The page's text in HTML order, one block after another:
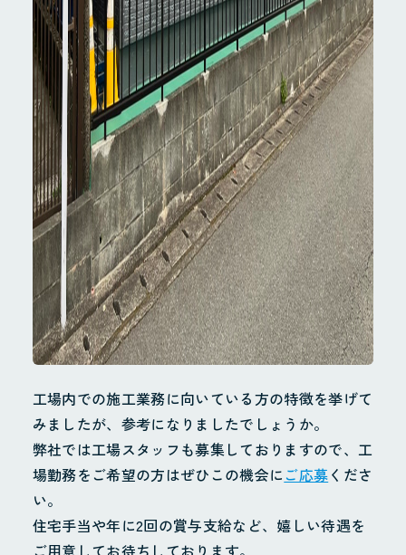
ホーム
お知らせ
Instagram
会社概要
地域貢献・SDGs
業務案内
配管工事
配管製造
その他
施工実績
採用情報
採用サイト
お問合せ
工場内での施工業務に向いている方の特徴を挙げて
みましたが、参考になりましたでしょうか。
弊社では工場スタッフも募集しておりますので、工
場勤務をご希望の方はぜひこの機会に ご応募くださ
い。
住宅手当や年に2回の賞与支給など、嬉しい待遇を
ご用意してお待ちしております。